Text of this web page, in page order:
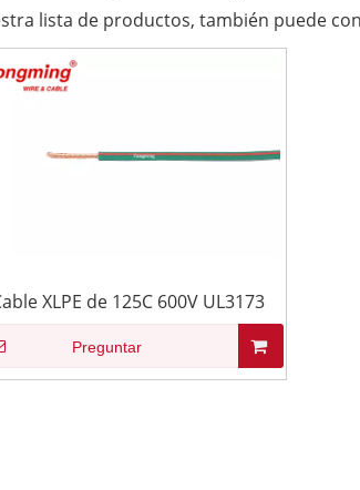
lista de productos, también puede
XLPE de 125C 600V UL3173
Preguntar